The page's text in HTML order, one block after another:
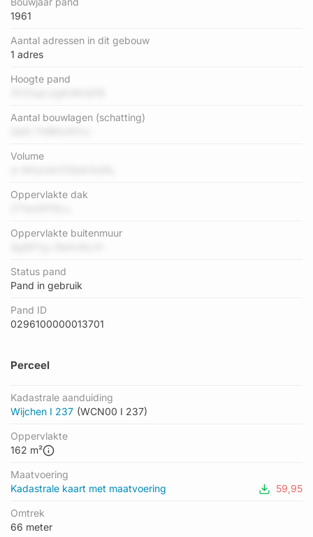
1961
Aantal adressen in dit gebouw
1 adres
Hoogte pand
Aantal bouwlagen (schatting)
Volume
Oppervlakte dak
Oppervlakte buitenmuur
Status pand
Pand in gebruik
Pand ID
0296100000013701
Perceel
Kadastrale aanduiding
Wijchen I 237 (WCN00 I 237)
Oppervlakte
162 m²
Maatvoering
Kadastrale kaart met maatvoering
59,95
Omtrek
66 meter